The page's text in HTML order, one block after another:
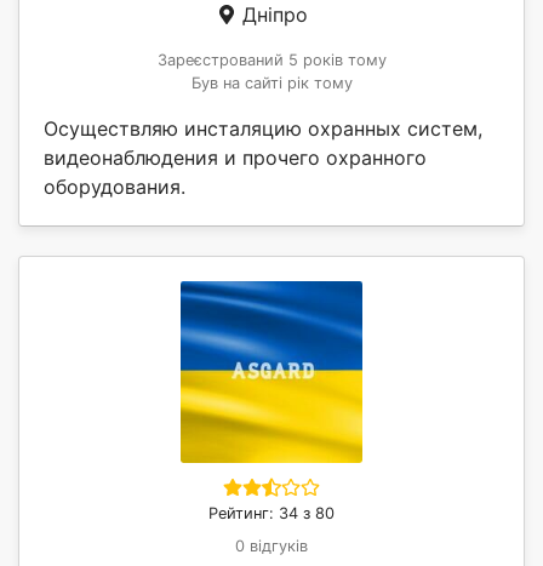
Дніпро
Зареєстрований 5 років тому
Був на сайті рік тому
Осуществляю инсталяцию охранных систем,
видеонаблюдения и прочего охранного
оборудования.
Рейтинг: 34 з 80
0 відгуків